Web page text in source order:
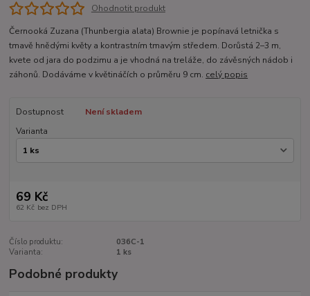
Ohodnotit produkt
Černooká Zuzana (Thunbergia alata) Brownie je popínavá letnička s
tmavě hnědými květy a kontrastním tmavým středem. Dorůstá 2–3 m,
kvete od jara do podzimu a je vhodná na treláže, do závěsných nádob i
záhonů. Dodáváme v květináčích o průměru 9 cm. celý popis
Dostupnost
Není skladem
Varianta
69 Kč
62 Kč bez DPH
Číslo produktu:
036C-1
Varianta:
1 ks
Podobné produkty